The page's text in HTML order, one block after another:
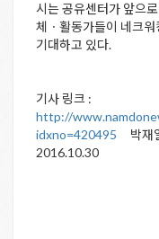
시는 공유센터가 앞으
체ㆍ활동가들이 네크
기대하고 있다.
기사 링크 :
http://
idxno=420495 박재
2016.10.30